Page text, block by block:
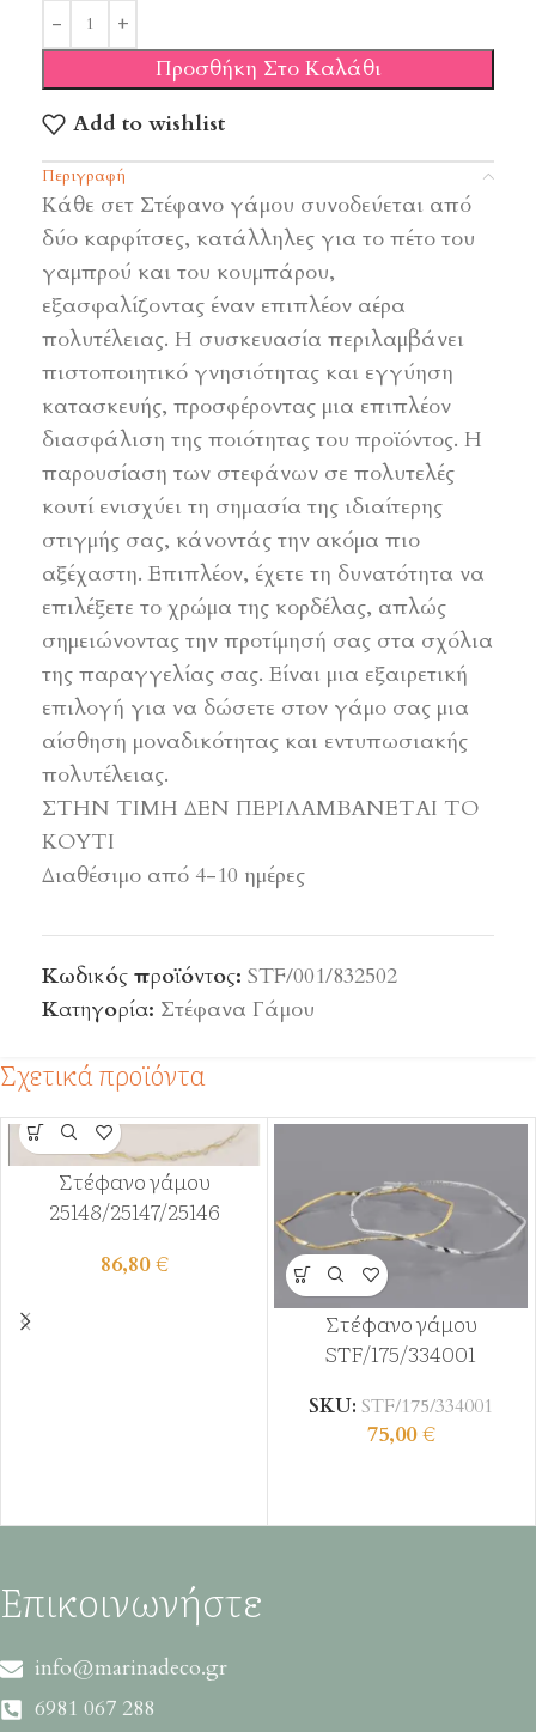
Προσθήκη Στο Καλάθι
Add to wishlist
Περιγραφή
Κάθε σετ Στέφανο γάμου συνοδεύεται από
δύο καρφίτσες, κατάλληλες για το πέτο του
γαμπρού και του κουμπάρου,
εξασφαλίζοντας έναν επιπλέον αέρα
πολυτέλειας. Η συσκευασία περιλαμβάνει
πιστοποιητικό γνησιότητας και εγγύηση
κατασκευής, προσφέροντας μια επιπλέον
διασφάλιση της ποιότητας του προϊόντος. Η
παρουσίαση των στεφάνων σε πολυτελές
κουτί ενισχύει τη σημασία της ιδιαίτερης
στιγμής σας, κάνοντάς την ακόμα πιο
αξέχαστη. Επιπλέον, έχετε τη δυνατότητα να
επιλέξετε το χρώμα της κορδέλας, απλώς
σημειώνοντας την προτίμησή σας στα σχόλια
της παραγγελίας σας. Είναι μια εξαιρετική
επιλογή για να δώσετε στον γάμο σας μια
αίσθηση μοναδικότητας και εντυπωσιακής
πολυτέλειας.
ΣΤΗΝ ΤΙΜΗ ΔΕΝ ΠΕΡΙΛΑΜΒΑΝΕΤΑΙ ΤΟ
ΚΟΥΤΙ
Διαθέσιμο από 4-10 ημέρες
Κωδικός προϊόντος: STF/001/832502
Κατηγορία: Στέφανα Γάμου
Σχετικά προϊόντα
Στέφανο γάμου
25148/25147/25146
86,80€
Στέφανο γάμου
STF/175/334001
SKU: STF/175/334001
75,00€
Επικοινωνήστε
info@marinadeco.gr
6981 067 288